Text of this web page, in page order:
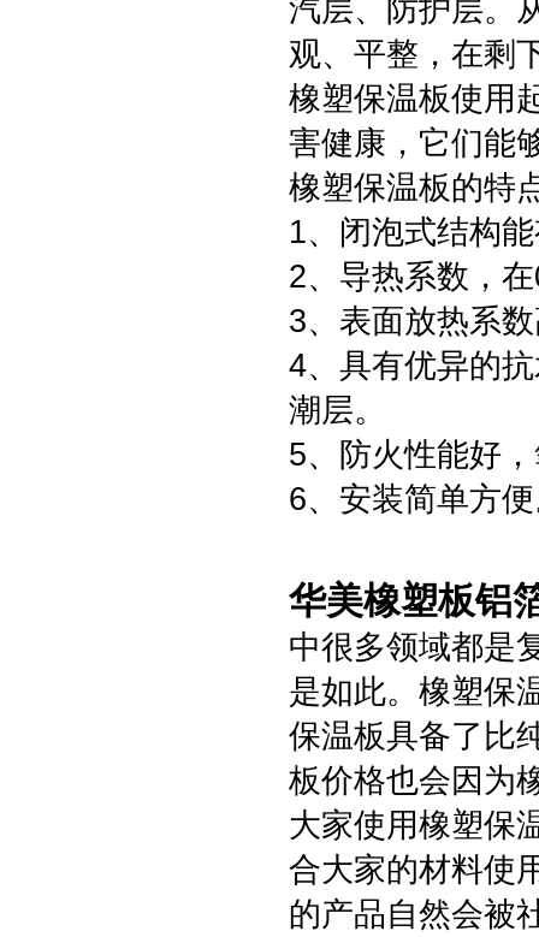
汽层、防护层。
观、平整，在剩
橡塑保温板使用
害健康，它们能
橡塑保温板的特
1、闭泡式结构
2、导热系数，
3、表面放热系
4、具有优异的
潮层。
5、防火性能好
6、安装简单方
华美橡塑板铝
中很多领域都是
是如此。橡塑保
保温板具备了比
板价格也会因为
大家使用橡塑保
合大家的材料使
的产品自然会被